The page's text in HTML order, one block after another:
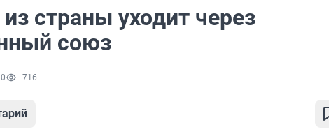
страны уходит через
союз
716